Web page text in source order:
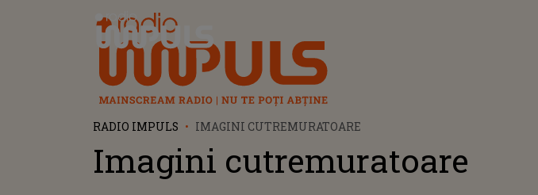
Radio Impuls
RADIO IMPULS IMAGINI CUTREMURATOARE
Imagini cutremuratoare